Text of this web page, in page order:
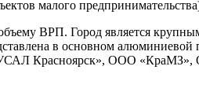
малого
ВРП. Город является
в основном
Красноярск», ООО